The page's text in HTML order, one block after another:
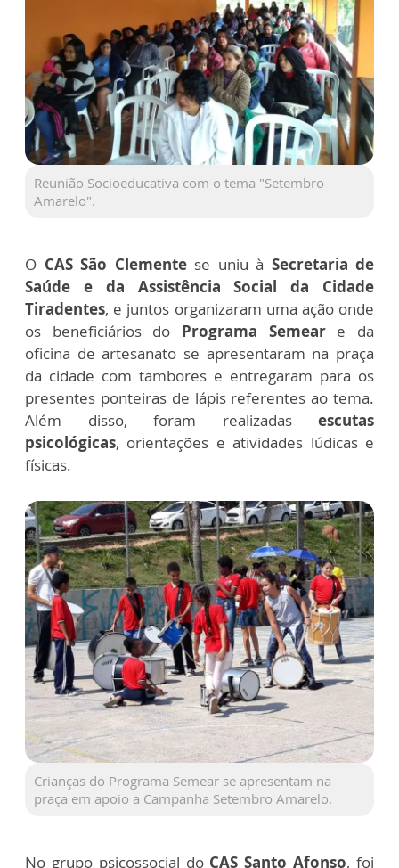
Reunião Socioeducativa com o tema "Setembro
Amarelo".
O CAS São Clementese uniu à Secretaria de
Saúde e da Assistência Social da Cidade
Tiradentes, e juntos organizaram uma açãoonde
os beneficiários do Programa Semeare da
oficina de artesanato se apresentaram na praça
da cidade com tambores e entregaram para os
presentes ponteiras de lápis referentes ao tema.
Além disso, foram realizadas escutas
psicológicas, orientações e atividades lúdicas e
físicas.
Crianças do Programa Semear se apresentam na
praça em apoio a Campanha Setembro Amarelo.
No grupo psicossocial do CAS Santo Afonso, foi